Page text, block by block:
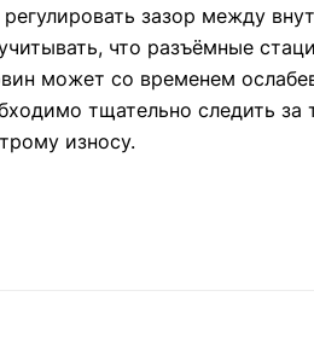
зазор между
что разъёмные
может со временем
тщательно следить
износу.